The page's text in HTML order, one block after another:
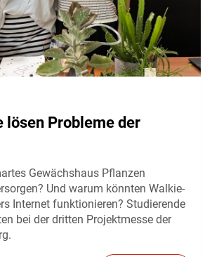
lösen Probleme der
Gewächshaus Pflanzen
Und warum könnten Walkie-
Internet funktionieren? Studierende
bei der dritten Projektmesse der